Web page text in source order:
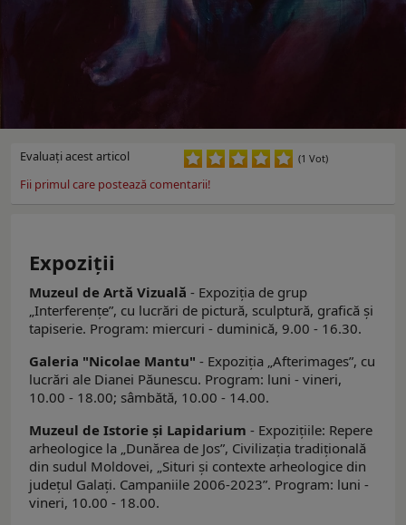
Evaluaţi acest articol (1 Vot)
Fii primul care postează comentarii!
Expoziţii
Muzeul de Artă Vizuală - Expoziția de grup
„Interferențeˮ, cu lucrări de pictură, sculptură, grafică și
tapiserie. Program: miercuri - duminică, 9.00 - 16.30.
Galeria "Nicolae Mantu" - Expoziţia „Afterimagesˮ, cu
lucrări ale Dianei Păunescu. Program: luni - vineri,
10.00 - 18.00; sâmbătă, 10.00 - 14.00.
Muzeul de Istorie şi Lapidarium - Expoziţiile: Repere
arheologice la „Dunărea de Jos”, Civilizaţia tradiţională
din sudul Moldovei, „Situri şi contexte arheologice din
judeţul Galaţi. Campaniile 2006-2023”. Program: luni -
vineri, 10.00 - 18.00.